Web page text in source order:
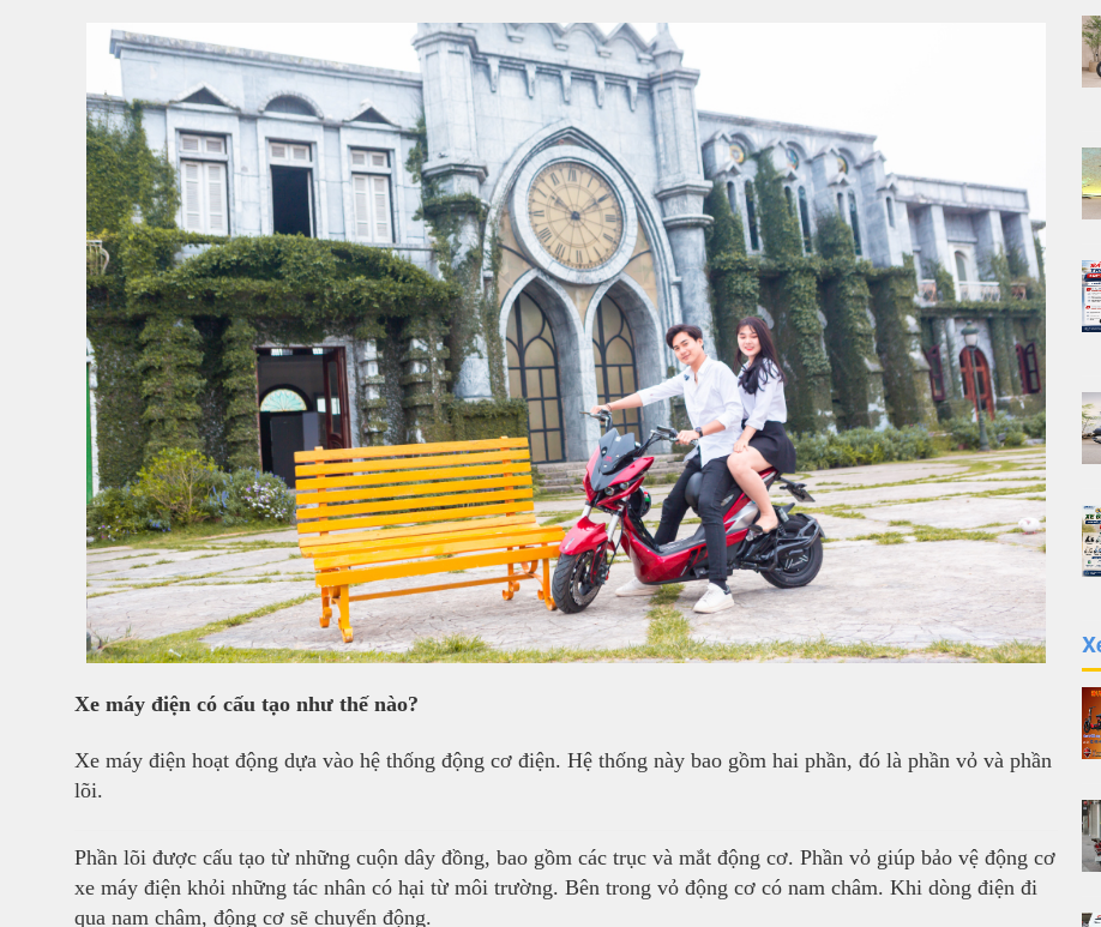
Xe máy điện có cấu tạo như thế nào?
Xe máy điện hoạt động dựa vào hệ thống động cơ điện. Hệ thống này bao gồm hai phần, đó là phần vỏ và phần
lõi.
Phần lõi được cấu tạo từ những cuộn dây đồng, bao gồm các trục và mắt động cơ. Phần vỏ giúp bảo vệ động cơ
xe máy điện khỏi những tác nhân có hại từ môi trường. Bên trong vỏ động cơ có nam châm. Khi dòng điện đi
qua nam châm, động cơ sẽ chuyển động.